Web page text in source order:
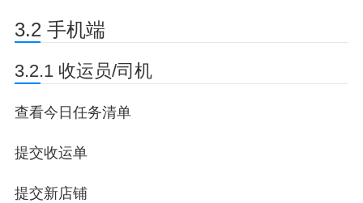
3.2 手机端
3.2.1 收运员/司机
查看今日任务清单
提交收运单
提交新店铺